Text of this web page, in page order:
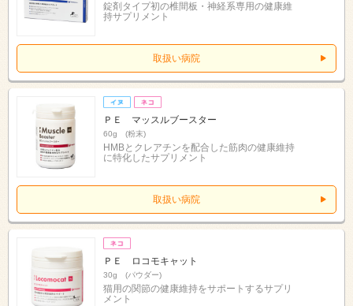
錠剤タイプ初の椎間板・神経系専用の健康維
持サプリメント
取扱い病院
ＰＥ マッスルブースター
60g (粉末)
HMBとクレアチンを配合した筋肉の健康維持
に特化したサプリメント
取扱い病院
ＰＥ ロコモキャット
30g (パウダー)
猫用の関節の健康維持をサポートするサプリ
メント